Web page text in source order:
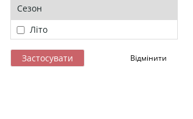
Сезон
Літо